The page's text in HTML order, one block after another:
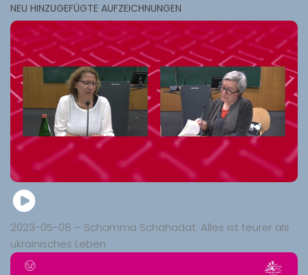
NEU HINZUGEFÜGTE AUFZEICHNUNGEN
2023-05-08 – Schamma Schahadat: Alles ist teurer als
ukrainisches Leben